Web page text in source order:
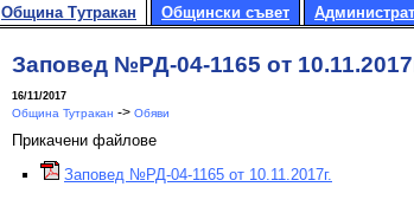
Община Тутракан Общински съвет
Заповед №РД-04-1165 от
16/11/2017
Община Тутракан -> Обяви
Прикачени файлове
Заповед №РД-04-1165 от 10.11.2017г.